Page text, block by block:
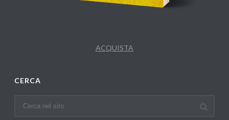
ACQUISTA
CERCA